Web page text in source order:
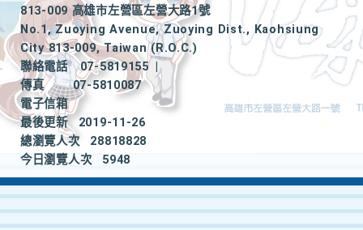
813-009 高雄市左營區左營大路1號
No.1, Zuoying Avenue, Zuoying Dist., Kaohsiung
City 813-009, Taiwan (R.O.C.)
聯絡電話
07-5819155
|
傳真
07-5810087
電子信箱
最後更新
2019-11-26
總瀏覽人次
28818828
今日瀏覽人次
5948